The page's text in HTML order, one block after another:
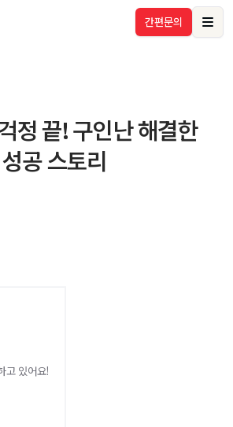
간편문의
정 끝! 구인난 해결한
공 스토리
고 있어요!